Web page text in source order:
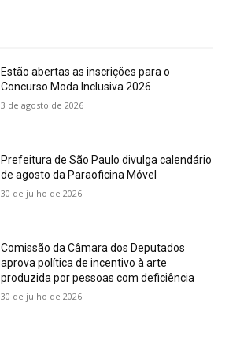
Estão abertas as inscrições para o
Concurso Moda Inclusiva 2026
3 de agosto de 2026
Prefeitura de São Paulo divulga calendário
de agosto da Paraoficina Móvel
30 de julho de 2026
Comissão da Câmara dos Deputados
aprova política de incentivo à arte
produzida por pessoas com deficiência
30 de julho de 2026